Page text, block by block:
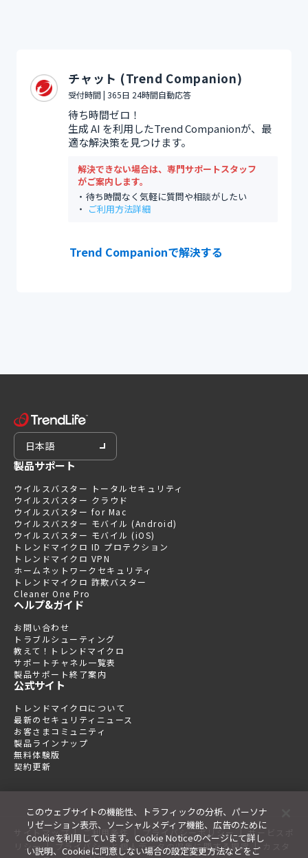
チャット (Trend Companion)
受付時間 | 365日 24時間自動応答
待ち時間ゼロ！
生成 AI を利用したTrend Companionが、最
適な解決策を見つけます。
解決できない場合は、専門サポートスタッフ
がご案内します。
待ち時間なく気軽に質問や相談がしたい
ご利用方法詳細
Trend Companionで解決する
日本語
製品サポート
ウイルスバスター トータルセキュリティ
ウイルスバスター クラウド
ウイルスバスター for Mac
ウイルスバスター モバイル (Android)
ウイルスバスター モバイル (iOS)
トレンドマイクロ ID プロテクション
トレンドマイクロ VPN
ホームネットワークセキュリティ
トレンドマイクロ 詐欺バスター
Cleaner One Pro
ヘルプ&ガイド
お問い合わせ
トラブルシューティング
教えて！トレンドマイクロ
サポートチャネル一覧表
製品サポート終了案内
公式サイト
トレンドマイクロについて
最新のセキュリティニュース
お客さまコミュニティ
製品ラインナップ
無料体験版
契約更新
サイトマップ | ご利用条件 プライバシーポリシー | サービスポ
リシー | プライバシーと個人データの収集に関する規定 |
このウェブサイトの機能性、トラフィックの分析、パーソナ
リゼーション表示、ソーシャルメディア機能、広告のために
Cookieを利用しています。Cookie Noticeのページにて詳し
い説明、Cookieに同意しない場合の設定変更方法などをご